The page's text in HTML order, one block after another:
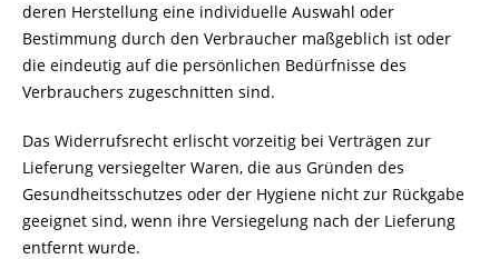
deren Herstellung eine individuelle Auswahl oder
Bestimmung durch den Verbraucher maßgeblich ist oder
die eindeutig auf die persönlichen Bedürfnisse des
Verbrauchers zugeschnitten sind.
Das Widerrufsrecht erlischt vorzeitig bei Verträgen zur
Lieferung versiegelter Waren, die aus Gründen des
Gesundheitsschutzes oder der Hygiene nicht zur Rückgabe
geeignet sind, wenn ihre Versiegelung nach der Lieferung
entfernt wurde.